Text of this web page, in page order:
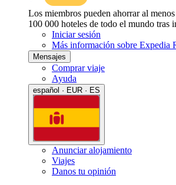
Los miembros pueden ahorrar al
100 000 hoteles de todo el mundo tras
Iniciar sesión
Más información sobre Expedia
Mensajes
Comprar viaje
Ayuda
español · EUR · ES
Anunciar alojamiento
Viajes
Danos tu opinión